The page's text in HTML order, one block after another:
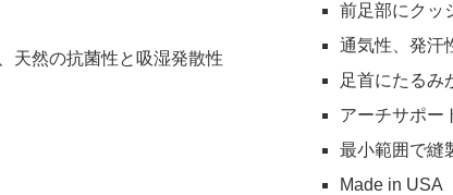
天然の抗菌性と吸湿発散性
前足部にクッ
通気性、発汗
足首にたるみ
アーチサポー
最小範囲で縫
Made in USA